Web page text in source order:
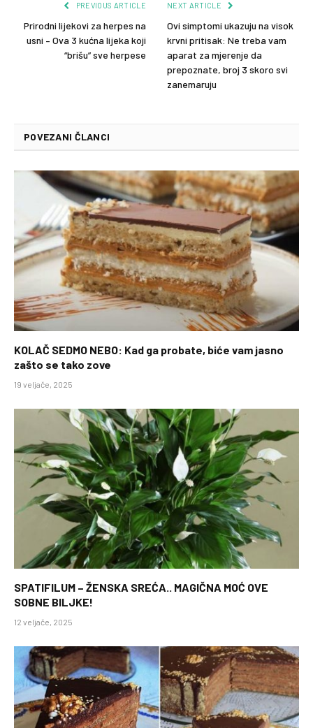
PREVIOUS ARTICLE
Prirodni lijekovi za herpes na
usni – Ova 3 kućna lijeka koji
“brišu” sve herpese
NEXT ARTICLE
Ovi simptomi ukazuju na visok
krvni pritisak: Ne treba vam
aparat za mjerenje da
prepoznate, broj 3 skoro svi
zanemaruju
POVEZANI ČLANCI
KOLAČ SEDMO NEBO: Kad ga probate, biće vam jasno
zašto se tako zove
19 veljače, 2025
SPATIFILUM – ŽENSKA SREĆA.. MAGIČNA MOĆ OVE
SOBNE BILJKE!
12 veljače, 2025